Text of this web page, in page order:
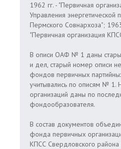
1962 гг. - "Первичная
Управления энергетической
Пермского Совнархоза";
"Первичная организация
В описи ОАФ № 1 даны
и дел, старый номер описи не
фондов первичных
учитывались по описям № 1.
организаций даны по
фондообразователя.
В состав документов
фонда первичных
КПСС Свердловского района